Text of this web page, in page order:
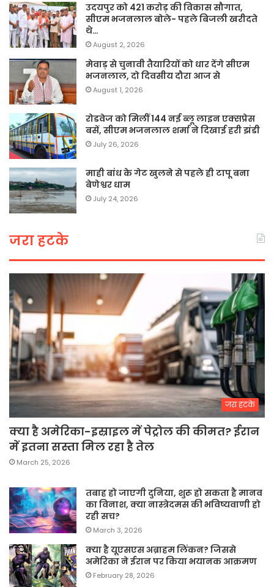
उदयपुर को 421 करोड़ की विकास सौगात,
सीएम भजनलाल बोले- पहले बिजली खरीदते
थे…
August 2, 2026
मेवाड़ से चुनावी तैयारियों को धार देंगे सीएम
भजनलाल, दो दिवसीय दौरा आज से
August 1, 2026
रोडवेज को मिलीं 144 नई ब्लू लाइन एक्सप्रेस
बसें, सीएम भजनलाल शर्मा ने दिखाई हरी झंडी
July 26, 2026
माही बांध के गेट खुलने से पहले ही टापू बना
बेणेश्वर धाम
July 24, 2026
जरा हटके
जरा हटके
क्या है अमेरिका-इस्राइल में पेट्रोल की कीमत? ईरान
में इतना सस्ता मिल रहा है तेल
March 25, 2026
तबाह हो जाएगी दुनिया, शुरू हो सकता है मानव
का विनाश, क्या नास्त्रेदमस की भविष्यवाणी हो
रही सच?
March 3, 2026
क्या है यूएसएस अब्राहम लिंकन? जिससे
अमेरिका ने ईरान पर किया भयानक आक्रमण
February 28, 2026